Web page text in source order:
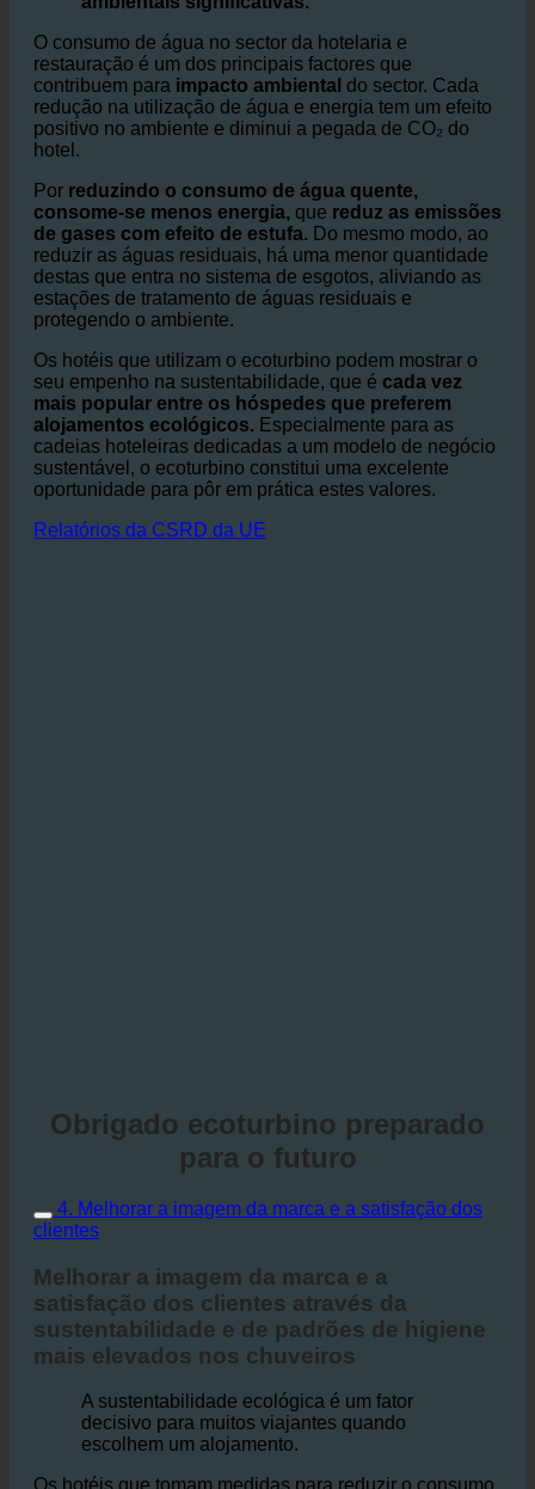
Para além dos benefícios financeiros,
ecoturbino oferece vantagens
ambientais significativas.
O consumo de água no sector da hotelaria e
restauração é um dos principais factores que
contribuem paraimpacto ambientaldo sector. Cada
redução na utilização de água e energia tem um efeito
positivo no ambiente e diminui a pegada de CO₂ do
hotel.
Porreduzindo o consumo de água quente,
consome-se menos energia, que reduz as emissões
de gases com efeito de estufa.Do mesmo modo, ao
reduzir as águas residuais, há uma menor quantidade
destas que entra no sistema de esgotos, aliviando as
estações de tratamento de águas residuais e
protegendo o ambiente.
Os hotéis que utilizam o ecoturbino podem mostrar o
seu empenho na sustentabilidade, que écada vez
mais popular entre os hóspedes que preferem
alojamentos ecológicos.Especialmente para as
cadeias hoteleiras dedicadas a um modelo de negócio
sustentável, o ecoturbino constitui uma excelente
oportunidade para pôr em prática estes valores.
Obrigado ecoturbino preparado
para o futuro
clientes
Melhorar a imagem da marca e a
satisfação dos clientes através da
mais elevados nos chuveiros
A sustentabilidade ecológica é um fator
decisivo para muitos viajantes quando